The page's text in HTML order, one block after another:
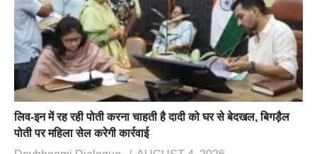
लिव-इन में रह रही पोती करना चाहती है दादी को घर से बेदखल, बिगड़ैल
पोती पर महिला सेल करेगी कार्रवाई